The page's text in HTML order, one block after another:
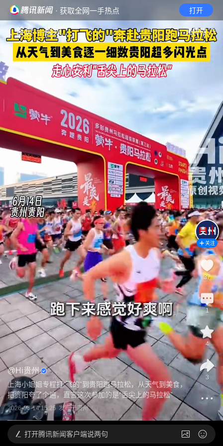
· 获取全网一手热点 打开
首页 视频 无障碍
@ Hi贵州
上海小姐姐专程打“飞的”到贵阳跑马拉松，从天气到美食，
把贵阳夸了个遍，直言这次参加的是“舌尖上的马拉松”
2026-06-14 15:25 发布于贵州
关注
37
1
4
3
打开腾讯新闻客户端说两句